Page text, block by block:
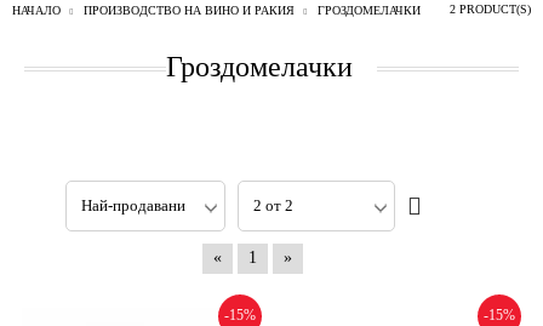
НАЧАЛО ПРОИЗВОДСТВО НА ВИНО И РАКИЯ ГРОЗДОМЕЛАЧКИ 2 PRODUCT(S)
Гроздомелачки
« 1 »
-15% -15%